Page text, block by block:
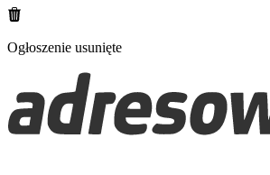
Ogłoszenie usunięte